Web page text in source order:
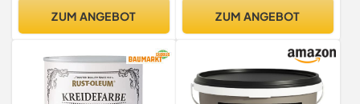
auf Wasserbasis - Made in
ZUM ANGEBOT
für Holz & mehr. Hohe
ZUM ANGEBOT